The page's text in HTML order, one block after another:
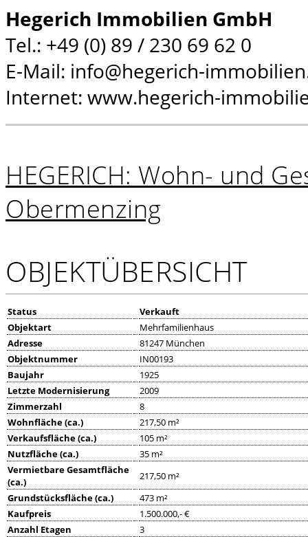
Hegerich Immobilien GmbH
Tel.: +49 (0) 89 / 230 69 62 0
E-Mail: info@hegerich-
Internet: www.hegerich-
HEGERICH: Wohn- und
Obermenzing
OBJEKTÜBERSICHT
Status
Verkauft
Objektart
Mehrfamilienhaus
Adresse
81247 München
Objektnummer
IN00193
Baujahr
1925
Letzte Modernisierung
2009
Zimmerzahl
8
Wohnfläche (ca.)
217,50 m²
Verkaufsfläche (ca.)
105 m²
Nutzfläche (ca.)
35 m²
Vermietbare Gesamtfläche
(ca.)
217,50 m²
Grundstücksfläche (ca.)
473 m²
Kaufpreis
1.500.000,- €
Anzahl Etagen
3